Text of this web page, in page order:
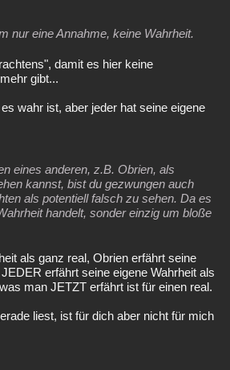
nur eine Annahme, keine Wahrheit.
damit es hier keine
gibt...
wahr ist, aber jeder hat seine eigene
eines anderen, z.B. Obrien, als
kannst, bist du gezwungen auch
als potentiell falsch zu sehen. Da es
handelt, sonder einzig um bloße
als ganz real, Obrien erfährt seine
erfährt seine eigene Wahrheit als
man JETZT erfährt ist für einen real.
liest, ist für dich aber nicht für mich